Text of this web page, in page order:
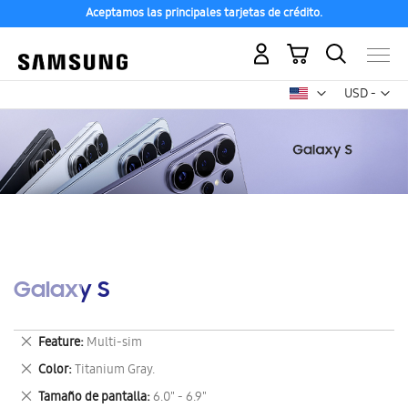
Aceptamos las principales tarjetas de crédito.
USD -
dólar
Mi carrito
Galaxy S
Feature Multi-sim
Eliminar
este
artículo
Color Titanium Gray.
Eliminar
este
Tamaño de pantalla 6.0" - 6.9"
Eliminar